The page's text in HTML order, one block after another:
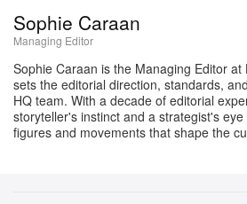
ทำยอดสตรีมบน Spotify ได้ 33.2 ล้า
ที่ปล่อยแบบยังไม่ครบวัน อย่างไรก็ต
มาโต้ทันที โดยระบุว่าอัลบั้มมียอดส
ล้านครั้งในวันแรกแบบเต็มวันบนแ
ตัวเลขนี้ส่งให้BULLYกลายเป็นเดบิ
ยอดสตรีมเปิดตัวสูงที่สุดของปี 2026
Sophie Caraan
Managing Editor
Sophie Caraan is the Managing Editor
sets the editorial direction, standards,
HQ team. With a decade of editorial
storyteller's instinct and a strategist's
figures and movements that shape the